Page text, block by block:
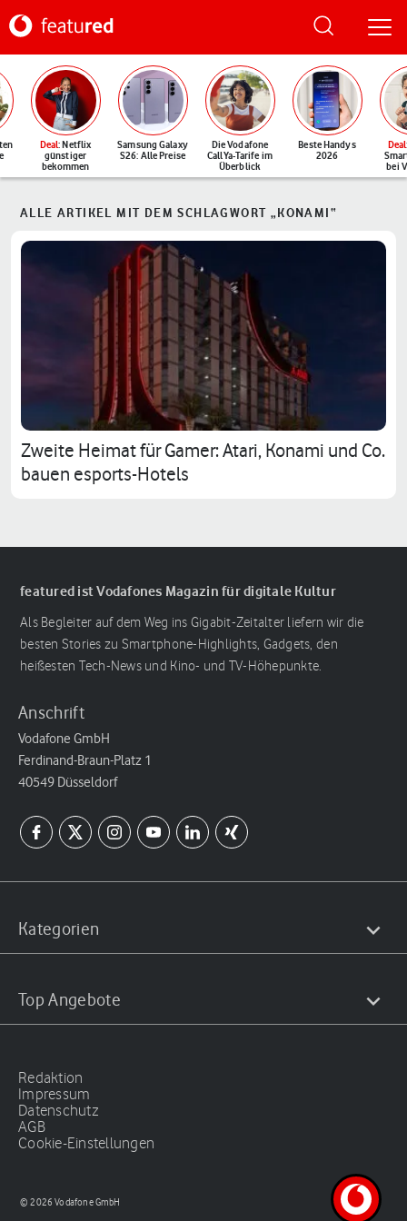
Deal: Netflix
günstiger
bekommen
Samsung Galaxy
S26: Alle Preise
Die Vodafone
CallYa-Tarife im
Überblick
Beste Handys
2026
Deal
bei
ALLE ARTIKEL MIT DEM SCHLAGWORT „KONAMI“
Zweite Heimat für Gamer: Atari, Konami und Co.
bauen esports-Hotels
featured ist Vodafones Magazin für digitale Kultur
Als Begleiter auf dem Weg ins Gigabit-Zeitalter liefern wir die
besten Stories zu Smartphone-Highlights, Gadgets, den
heißesten Tech-News und Kino- und TV-Höhepunkte.
Anschrift
Vodafone GmbH
Ferdinand-Braun-Platz 1
40549 Düsseldorf
Kategorien
Top Angebote
Redaktion
Impressum
Datenschutz
AGB
Cookie-Einstellungen
© 2026 Vodafone GmbH